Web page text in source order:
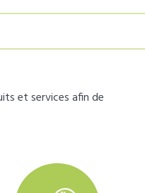
et services afin de